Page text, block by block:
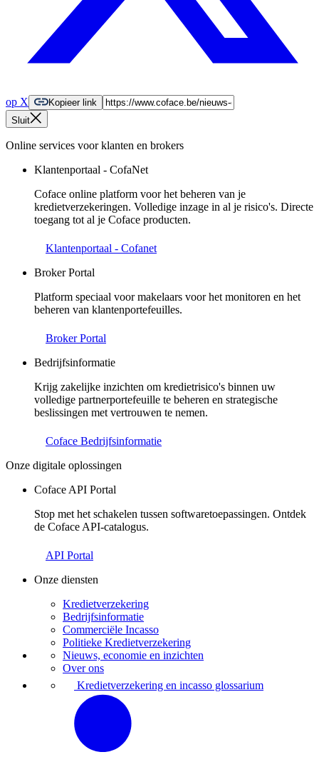
op X
Kopieer link
Sluit
Online services voor klanten en brokers
Klantenportaal - CofaNet
Coface online platform voor het beheren van je
kredietverzekeringen. Volledige inzage in al je risico's. Directe
toegang tot al je Coface producten.
Klantenportaal - Cofanet
Broker Portal
Platform speciaal voor makelaars voor het monitoren en het
beheren van klantenportefeuilles.
Broker Portal
Bedrijfsinformatie
Krijg zakelijke inzichten om kredietrisico's binnen uw
volledige partnerportefeuille te beheren en strategische
beslissingen met vertrouwen te nemen.
Coface Bedrijfsinformatie
Onze digitale oplossingen
Coface API Portal
Stop met het schakelen tussen softwaretoepassingen. Ontdek
de Coface API-catalogus.
API Portal
Onze diensten
Kredietverzekering
Bedrijfsinformatie
Commerciële Incasso
Politieke Kredietverzekering
Nieuws, economie en inzichten
Over ons
Kredietverzekering en incasso glossarium